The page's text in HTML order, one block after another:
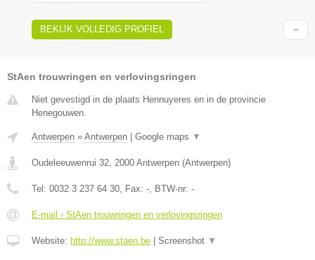
BEKIJK VOLLEDIG PROFIEL
StAen trouwringen en verlovingsringen
Niet gevestigd in de plaats Hennuyeres en in de provincie
Henegouwen.
Antwerpen » Antwerpen Google maps ▼
Oudeleeuwenrui 32, 2000 Antwerpen (Antwerpen)
Tel: 0032 3 237 64 30, Fax: -, BTW-nr: -
E-mail › StAen trouwringen en verlovingsringen
Website: http://www.staen.be Screenshot ▼